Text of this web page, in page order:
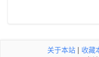
关于本站 | 收藏